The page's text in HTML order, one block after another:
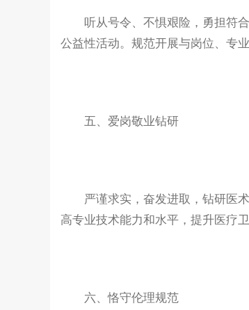
听从号令、不惧艰险，勇担符合
公益性活动。规范开展与岗位、专
五、爱岗敬业钻研
严谨求实，奋发进取，钻研医术
高专业技术能力和水平，提升医疗卫
六、恪守伦理规范